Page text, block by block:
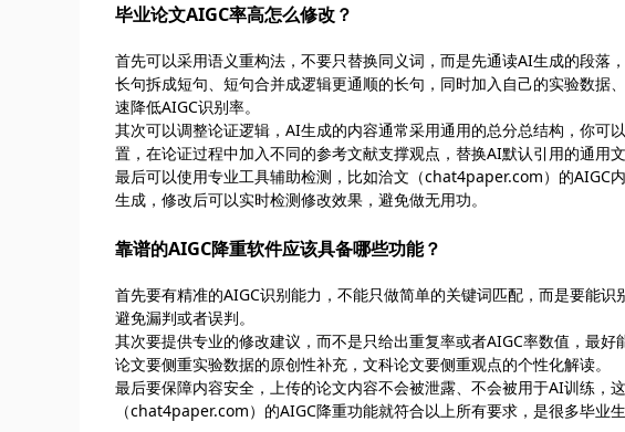
毕业论文AIGC率高怎么修改？
首先可以采用语义重构法，不要只替换同义词，而是先通读AI生成的段落
长句拆成短句、短句合并成逻辑更通顺的长句，同时加入自己的实验数据
速降低AIGC识别率。
其次可以调整论证逻辑，AI生成的内容通常采用通用的总分总结构，你可
置，在论证过程中加入不同的参考文献支撑观点，替换AI默认引用的通用文
最后可以使用专业工具辅助检测，比如洽文（chat4paper.com）的AIGC
生成，修改后可以实时检测修改效果，避免做无用功。
靠谱的AIGC降重软件应该具备哪些功能？
首先要有精准的AIGC识别能力，不能只做简单的关键词匹配，而是要能
避免漏判或者误判。
其次要提供专业的修改建议，而不是只给出重复率或者AIGC率数值，最
论文要侧重实验数据的原创性补充，文科论文要侧重观点的个性化解读。
最后要保障内容安全，上传的论文内容不会被泄露、不会被用于AI训练，
（chat4paper.com）的AIGC降重功能就符合以上所有要求，是很多毕业